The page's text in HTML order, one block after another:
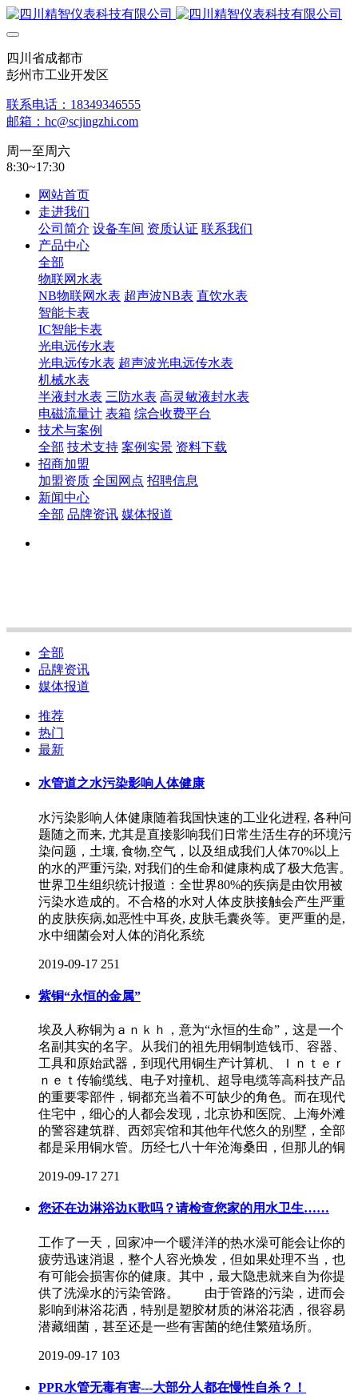
四川省成都市
彭州市工业开发区
联系电话：18349346555
邮箱：hc@scjingzhi.com
周一至周六
8:30~17:30
网站首页
走进我们
公司简介 设备车间 资质认证 联系我们
产品中心
全部
物联网水表
NB物联网水表 超声波NB表 直饮水表
智能卡表
IC智能卡表
光电远传水表
光电远传水表 超声波光电远传水表
机械水表
半液封水表 三防水表 高灵敏液封水表
电磁流量计 表箱 综合收费平台
技术与案例
全部 技术支持 案例实景 资料下载
招商加盟
加盟资质 全国网点 招聘信息
新闻中心
全部 品牌资讯 媒体报道
全部
品牌资讯
媒体报道
推荐
热门
最新
水管道之水污染影响人体健康
水污染影响人体健康随着我国快速的工业化进程, 各种问
题随之而来, 尤其是直接影响我们日常生活生存的环境污
染问题，土壤, 食物,空气，以及组成我们人体70%以上
的水的严重污染, 对我们的生命和健康构成了极大危害。
世界卫生组织统计报道：全世界80%的疾病是由饮用被
污染水造成的。不合格的水对人体皮肤接触会产生严重
的皮肤疾病,如恶性中耳炎, 皮肤毛囊炎等。更严重的是,
水中细菌会对人体的消化系统
2019-09-17 251
紫铜“永恒的金属”
埃及人称铜为ａｎｋｈ，意为“永恒的生命”，这是一个
名副其实的名字。从我们的祖先用铜制造钱币、容器、
工具和原始武器，到现代用铜生产计算机、Ｉｎｔｅｒ
ｎｅｔ传输缆线、电子对撞机、超导电缆等高科技产品
的重要零部件，铜都充当着不可缺少的角色。而在现代
住宅中，细心的人都会发现，北京协和医院、上海外滩
的警容建筑群、西郊宾馆和其他年代悠久的别墅，全部
都是采用铜水管。历经七八十年沧海桑田，但那儿的铜
2019-09-17 271
您还在边淋浴边K歌吗？请检查您家的用水卫生……
工作了一天，回家冲一个暖洋洋的热水澡可能会让你的
疲劳迅速消退，整个人容光焕发，但如果处理不当，也
有可能会损害你的健康。其中，最大隐患就来自为你提
供了洗澡水的污染管路。 由于管路的污染，进而会
影响到淋浴花洒，特别是塑胶材质的淋浴花洒，很容易
潜藏细菌，甚至还是一些有害菌的绝佳繁殖场所。
2019-09-17 103
PPR水管无毒有害---大部分人都在慢性自杀？！